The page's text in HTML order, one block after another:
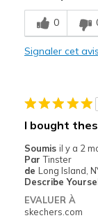
Comfortable
Width
Sizing
View On Shoes
0
Signaler cet avis
I bought
Soumis il y a 2
Par Tinster
de Long Island,
Describe
EVALUER À
skechers.com